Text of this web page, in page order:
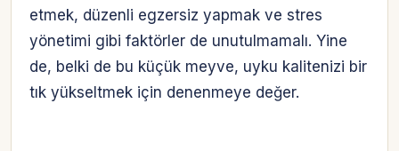
etmek, düzenli egzersiz yapmak ve stres
yönetimi gibi faktörler de unutulmamalı. Yine
de, belki de bu küçük meyve, uyku kalitenizi bir
tık yükseltmek için denenmeye değer.